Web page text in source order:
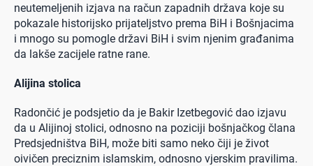
neutemeljenih izjava na račun zapadnih država koje su
pokazale historijsko prijateljstvo prema BiH i Bošnjacima
i mnogo su pomogle državi BiH i svim njenim građanima
da lakše zacijele ratne rane.
Alijina stolica
Radončić je podsjetio da je Bakir Izetbegović dao izjavu
da u Alijinoj stolici, odnosno na poziciji bošnjačkog člana
Predsjedništva BiH, može biti samo neko čiji je život
oivičen preciznim islamskim, odnosno vjerskim pravilima.